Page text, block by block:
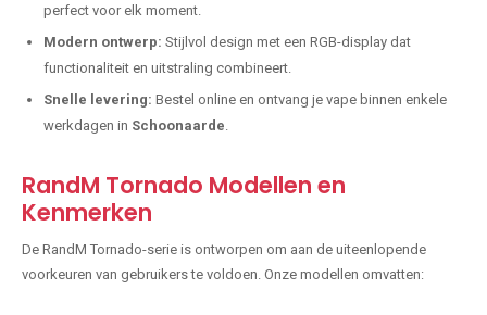
perfect voor elk moment.
Modern ontwerp: Stijlvol design met een RGB-display dat
functionaliteit en uitstraling combineert.
Snelle levering: Bestel online en ontvang je vape binnen enkele
werkdagen in Schoonaarde
RandM Tornado Modellen en
Kenmerken
De RandM Tornado-serie is ontworpen om aan de uiteenlopende
voorkeuren van gebruikers te voldoen. Onze modellen omvatten: